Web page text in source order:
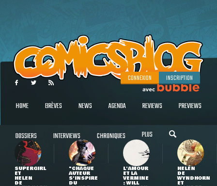
CONNEXION INSCRIPTION
HOME BRÈVES NEWS AGENDA REVIEWS PREVIEWS
DOSSIERS INTERVIEWS CHRONIQUES PLUS
SUPERGIRL
ET
HELEN
DE
"CHAQUE
AUTEUR
S'INSPIRE
DU
L'AMOUR
ET LA
VERMINE
: WILL
HELEN
DE
WYNDHORN
ET